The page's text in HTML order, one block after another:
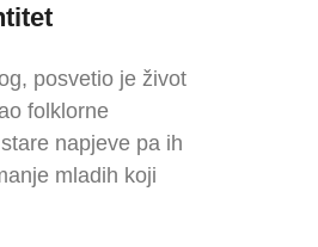
posvetio je život
folklorne
napjeve pa ih
mladih koji